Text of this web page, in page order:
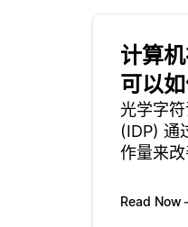
计算
可以如
光学字
(IDP) 通
作量来
够以数字方式访
Read Now